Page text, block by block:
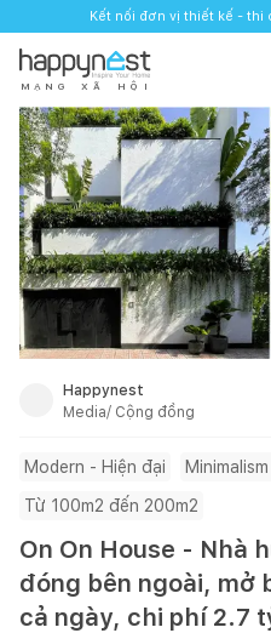
Kết nối đơn vị thiết kế - thi
M Ạ N G X Ã H Ộ I
Happynest
Media/ Cộng đồng
Modern - Hiện đại
Từ 100m2 đến 200m2
On On House - Nhà
đóng bên ngoài, mở
cả ngày, chi phí 2.7